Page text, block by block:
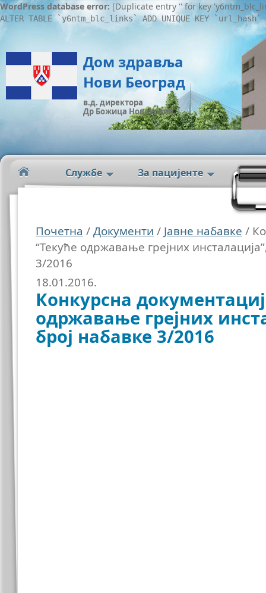
WordPress database error: [Duplicate entry '' for key
ALTER TABLE `y6ntm_blc_links` ADD UNIQUE KEY
Дом здравља
Нови Београд
в.д. директора
Др Божица Новаковић
Службе За пацијенте
Почетна /Документи / Јавне набавке /
“Текуће одржавање грејних
3/2016
18.01.2016.
Конкурсна
одржавање грејних
број набавке 3/2016